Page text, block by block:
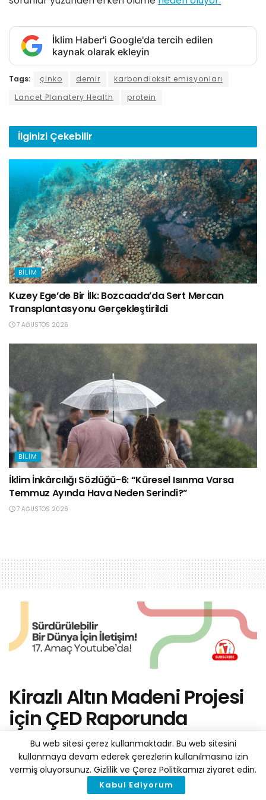
İklim Haber'i Google'da tercih edilen
kaynak olarak ekleyin
Tags: çinko demir
karbondioksit emisyonları
Lancet Planatery Health
protein
İlginizi Çekebilir
BILIM
Kuzey Ege’de Bir İlk: Bozcaada’da Sert Mercan
Transplantasyonu Gerçekleştirildi
7 AĞUSTOS 2026
BILIM
İklim İnkârcılığı Sözlüğü-6: “Küresel Isınma Varsa
Temmuz Ayında Hava Neden Serindi?”
7 AĞUSTOS 2026
Kirazlı Altın Madeni Projesi
için ÇED Raporunda
Belirtilen Rakamın 4 Katı
Ağaç Kesildi
19 Temmuz 2019
Bu web sitesi çerez kullanmaktadır. Bu web sitesini
kullanmaya devam ederek çerezlerin kullanılmasına izin
vermiş oluyorsunuz. Gizlilik ve Çerez Politikamızı ziyaret edin.
Kabul Ediyorum